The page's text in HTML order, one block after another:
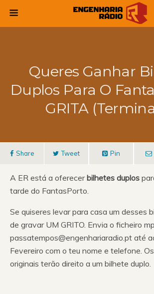
Queres Ganhar
Duplos Para O
GRITA
Share Tweet Pin
A ER está a oferecerbilhetes duplos
tarde do FantasPorto.
Se quiseres levar para casa um desses
de gravar UM GRITO. Envia o ficheiro
passatempos@engenhariaradio.pt até
Fevereiro com o teu nome e telefone.
originais terão direito a um bilhete duplo.